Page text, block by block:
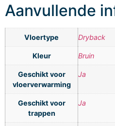
Aanvullende
Vloertype Dryback
Kleur Bruin
Geschikt voor
vloerverwarming
Ja
Geschikt voor
trappen
Ja